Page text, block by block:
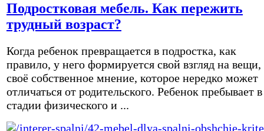
Подростковая мебель. Как пережить
трудный возраст?
Когда ребенок превращается в подростка, как
правило, у него формируется свой взгляд на вещи,
своё собственное мнение, которое нередко может
отличаться от родительского. Ребенок пребывает в
стадии физического и ...